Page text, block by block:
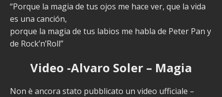
“Porque la magia de tus ojos me hace ver, que la vida
es una canción,
porque la magia de tus labios me habla de Peter Pan y
de Rock’n’Roll”
Video -Alvaro Soler – Magia
Non è ancora stato pubblicato un video ufficiale –